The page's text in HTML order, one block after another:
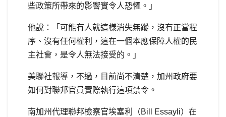
些政策所帶來的影響實令人恐懼。」
他說：「可能有人就這樣消失無蹤，沒有正當程
序、沒有任何權利，這在一個本應保障人權的民
主社會，是令人無法接受的。」
美聯社報導，不過，目前尚不清楚，加州政府要
如何對聯邦官員實際執行這項禁令。
南加州代理聯邦檢察官埃塞利（Bill Essayli）在